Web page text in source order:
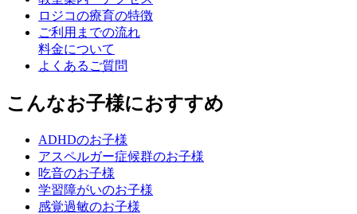
ロジコの療育の特徴
ご利用までの流れ
料金について
よくあるご質問
こんなお子様におすすめ
ADHDのお子様
アスペルガー症候群のお子様
吃音のお子様
学習障がいのお子様
感覚過敏のお子様